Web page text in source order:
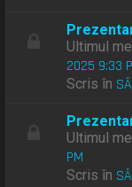
Ultimul
2025 9:33
Scris în
Ultimul
PM
Scris în